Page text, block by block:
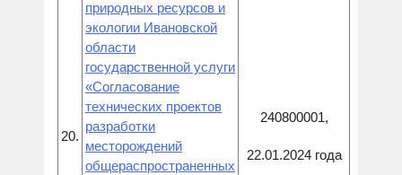
20.
природных ресурсов и
экологии Ивановской
области
государственной услуги
«Согласование
технических проектов
разработки
месторождений
общераспространенных
240800001,
22.01.2024 года